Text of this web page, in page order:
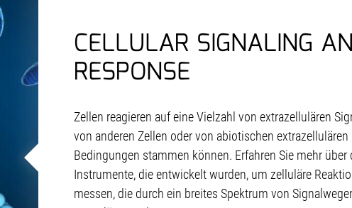
CELLULAR SIGNALING
RESPONSE
Zellen reagieren auf eine Vielzahl von extrazellulären
von anderen Zellen oder von abiotischen extrazellulären
Bedingungen stammen können. Erfahren Sie mehr über
Instrumente, die entwickelt wurden, um zelluläre
messen, die durch ein breites Spektrum von